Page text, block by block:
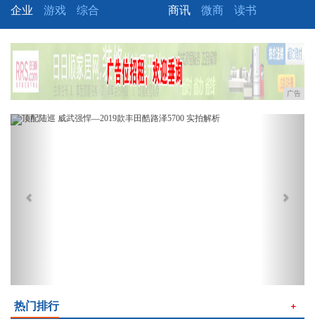
企业 游戏 综合 商讯 微商 读书
广告
Previous
热门排行 ＋